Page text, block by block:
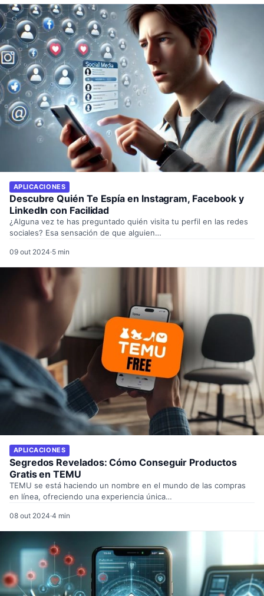
APLICACIONES
Descubre Quién Te Espía en Instagram, Facebook y
LinkedIn con Facilidad
¿Alguna vez te has preguntado quién visita tu perfil en las redes
sociales? Esa sensación de que alguien…
09 out 2024·5 min
APLICACIONES
Segredos Revelados: Cómo Conseguir Productos
Gratis en TEMU
TEMU se está haciendo un nombre en el mundo de las compras
en línea, ofreciendo una experiencia única…
08 out 2024·4 min